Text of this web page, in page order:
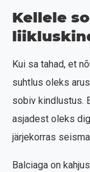
Kellele
Kui sa tahad, et
suhtlus oleks
sobiv kindlustus.
asjadest oleks
järjekorras
Balciaga on